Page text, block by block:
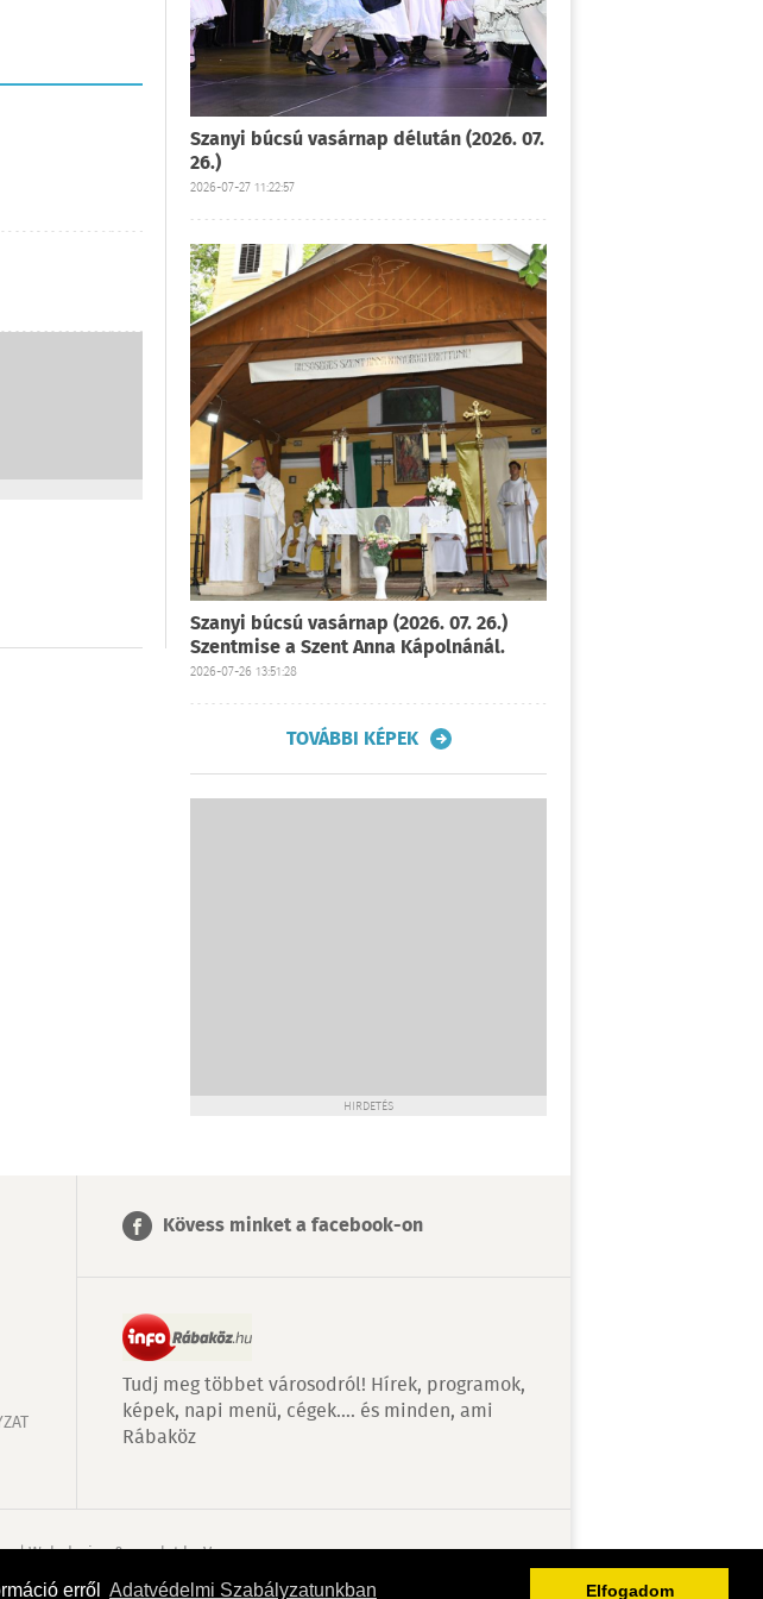
erről Adatvédelmi Szabályzatunkban Elfogadom
Szanyi búcsú vasárnap délután (2026. 07.
26.)
2026-07-27 11:22:57
Szanyi búcsú vasárnap (2026. 07. 26.)
Szentmise a Szent Anna Kápolnánál.
2026-07-26 13:51:28
TOVÁBBI KÉPEK
HIRDETÉS
Kövess minket a facebook-on
Tudj meg többet városodról! Hírek, programok,
képek, napi menü, cégek…. és minden, ami
Rábaköz
| Web design & arculat byVoov